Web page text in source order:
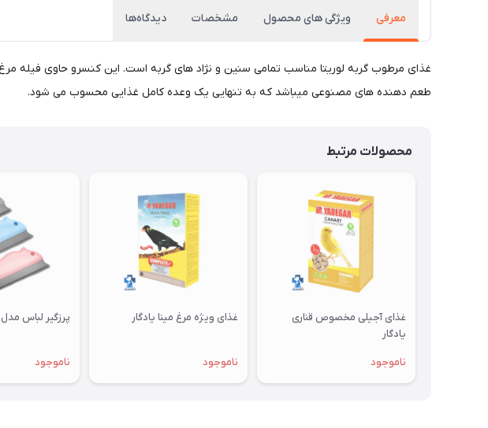
معرفی ویژگی های محصول مشخصات دیدگاه‌ها
طعم دهنده های مصنوعی میباشد که به تنهایی یک وعده کامل غذایی محسوب می شود.
محصولات مرتبط
غذای آجیلی مخصوص قناری
یادگار
ناموجود
غذای ویژه مرغ مینا یادگار
ناموجود
پرزگیر لباس مدل LINDA PLUS
ناموجود